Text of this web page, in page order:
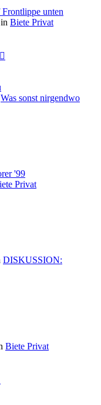
unten
Biete Privat
Was sonst nirgendwo
'99
Privat
DISKUSSION:
Biete Privat